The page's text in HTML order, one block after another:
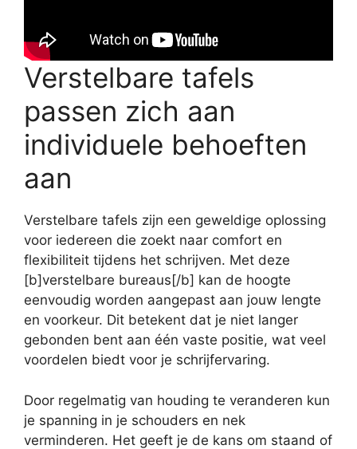
Verstelbare tafels
passen zich aan
individuele behoeften
aan
Verstelbare tafels zijn een geweldige oplossing
voor iedereen die zoekt naar comfort en
flexibiliteit tijdens het schrijven. Met deze
[b]verstelbare bureaus[/b] kan de hoogte
eenvoudig worden aangepast aan jouw lengte
en voorkeur. Dit betekent dat je niet langer
gebonden bent aan één vaste positie, wat veel
voordelen biedt voor je schrijfervaring.
Door regelmatig van houding te veranderen kun
je spanning in je schouders en nek
verminderen. Het geeft je de kans om staand of